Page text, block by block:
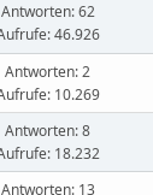
Antworten: 62
46.926
Antworten: 2
10.269
Antworten: 8
18.232
Antworten: 13